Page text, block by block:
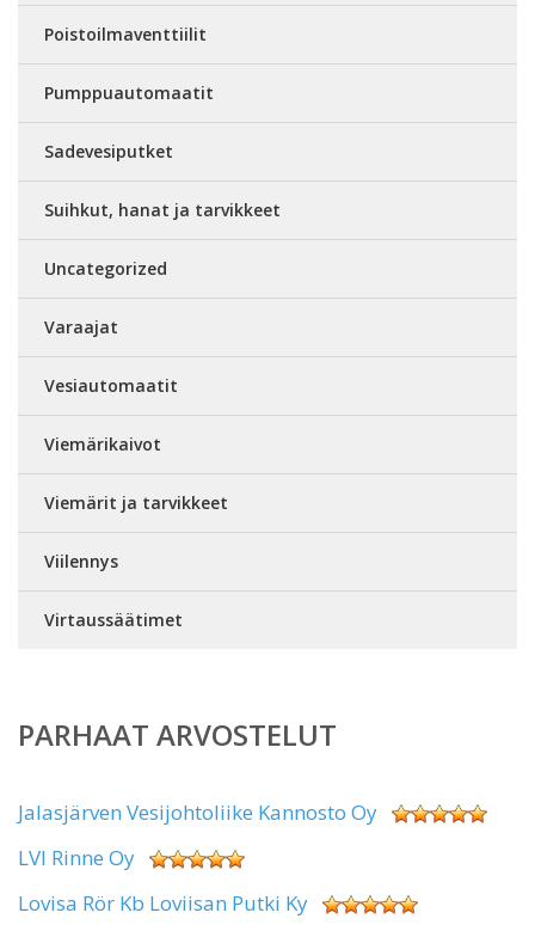
Poistoilmaventtiilit
Pumppuautomaatit
Sadevesiputket
Suihkut, hanat ja tarvikkeet
Uncategorized
Varaajat
Vesiautomaatit
Viemärikaivot
Viemärit ja tarvikkeet
Viilennys
Virtaussäätimet
PARHAAT ARVOSTELUT
Jalasjärven Vesijohtoliike Kannosto Oy
LVI Rinne Oy
Lovisa Rör Kb Loviisan Putki Ky